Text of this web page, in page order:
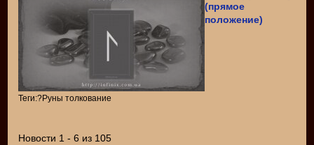
(прямое
положение)
Теги:?Руны толкование
Новости 1 - 6 из 105